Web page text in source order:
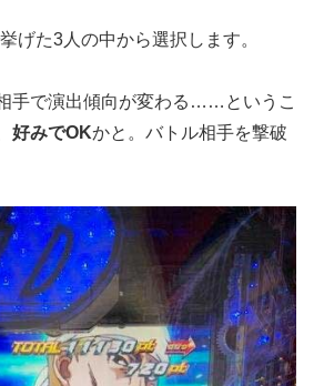
げた3人の中から選択します。
手で演出傾向が変わる……というこ
好みでOKかと。バトル相手を撃破